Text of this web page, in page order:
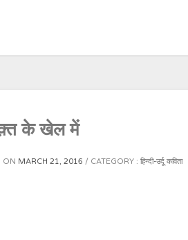
के खेल में
ON MARCH 21, 2016 CATEGORY : हिन्दी-उर्दू कविता